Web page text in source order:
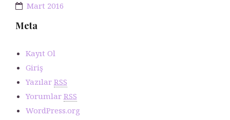
Mart 2016
Meta
Kayıt Ol
Giriş
Yazılar RSS
Yorumlar RSS
WordPress.org